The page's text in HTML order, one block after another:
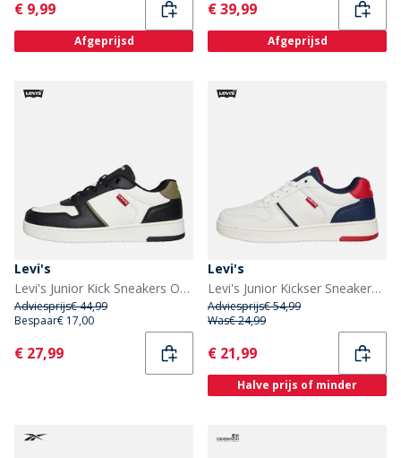
Current
€ 9,99
Afgeprijsd
Current
€ 39,99
Afgeprijsd
Levi's
Levi's Junior Kick Sneakers Off White/Zwart 2933 Off wit Black 2933
Adviesprijs€ 44,99
Bespaar€ 17,00
Current
€ 27,99
Levi's
Levi's Junior Kickser Sneakers Off White/Navy 3130 Off wit Navy 3130
Adviesprijs€ 54,99
Was€ 24,99
Current
€ 21,99
Halve prijs of minder